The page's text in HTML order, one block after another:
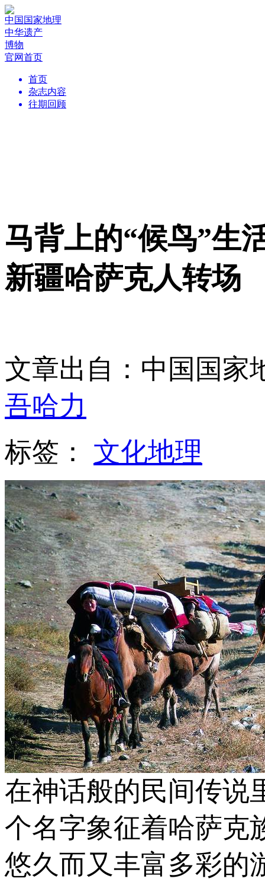
中国国家地理
中华遗产
博物
官网首页
首页
杂志内容
往期回顾
马背上的“候鸟”生
新疆哈萨克人转场
文章出自：中国国家
吾哈力
标签： 文化地理
在神话般的民间传说
个名字象征着哈萨克
悠久而又丰富多彩的